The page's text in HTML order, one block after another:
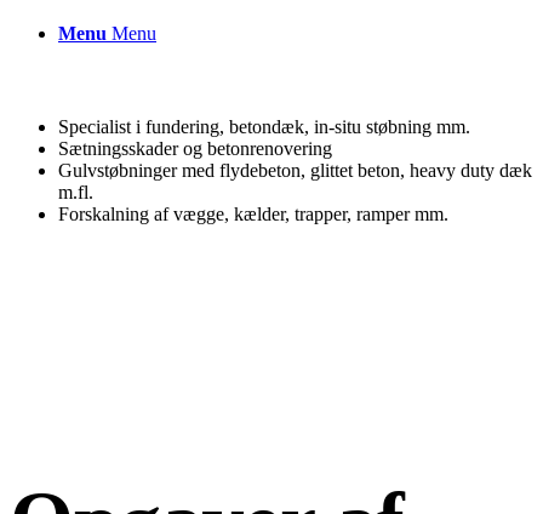
Menu Menu
Specialist i fundering, betondæk, in-situ støbning mm.
Sætningsskader og betonrenovering
Gulvstøbninger med flydebeton, glittet beton, heavy duty dæk
m.fl.
Forskalning af vægge, kælder, trapper, ramper mm.